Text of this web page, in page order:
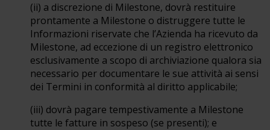
(ii) a discrezione di Milestone, dovrà restituire
prontamente a Milestone o distruggere tutte le
Informazioni riservate che l’Azienda ha ricevuto da
Milestone, ad eccezione di un registro elettronico
esclusivamente a scopo di archiviazione qualora sia
necessario per documentare le sue attività ai sensi
dei Termini in conformità al diritto applicabile;
(iii) dovrà pagare tempestivamente a Milestone
tutte le fatture in sospeso (se presenti); e